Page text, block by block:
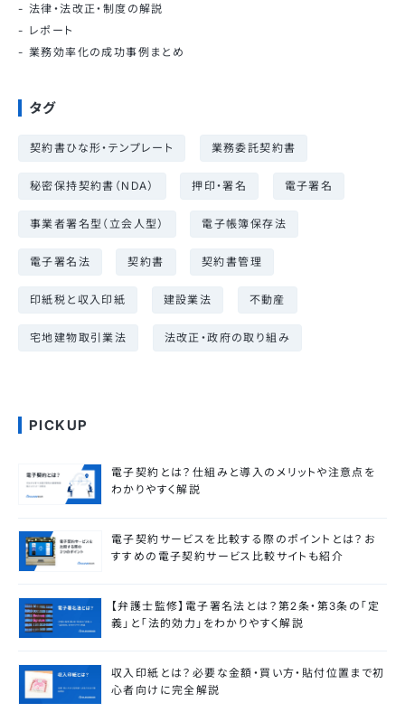
法律・法改正・制度の解説
レポート
業務効率化の成功事例まとめ
タグ
契約書ひな形・テンプレート 業務委託契約書
秘密保持契約書（NDA） 押印・署名 電子署名
事業者署名型（立会人型） 電子帳簿保存法
電子署名法 契約書 契約書管理
印紙税と収入印紙 建設業法 不動産
宅地建物取引業法 法改正・政府の取り組み
PICKUP
電子契約とは？仕組みと導入のメリットや注意点を
わかりやすく解説
電子契約サービスを比較する際のポイントとは？お
すすめの電子契約サービス比較サイトも紹介
【弁護士監修】電子署名法とは？第2条・第3条の「定
義」と「法的効力」をわかりやすく解説
収入印紙とは？必要な金額・買い方・貼付位置まで初
心者向けに完全解説